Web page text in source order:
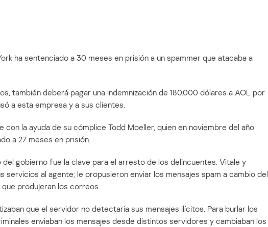
ha sentenciado a 30 meses en prisión a un spammer que atacaba a
también deberá pagar una indemnización de 180.000 dólares a AOL por
a esta empresa y a sus clientes.
con la ayuda de su cómplice Todd Moeller, quien en noviembre del año
a 27 meses en prisión.
gobierno fue la clave para el arresto de los delincuentes. Vitale y
servicios al agente; le propusieron enviar los mensajes spam a cambio del
que produjeran los correos.
que el servidor no detectaría sus mensajes ilícitos. Para burlar los
enviaban los mensajes desde distintos servidores y cambiaban los